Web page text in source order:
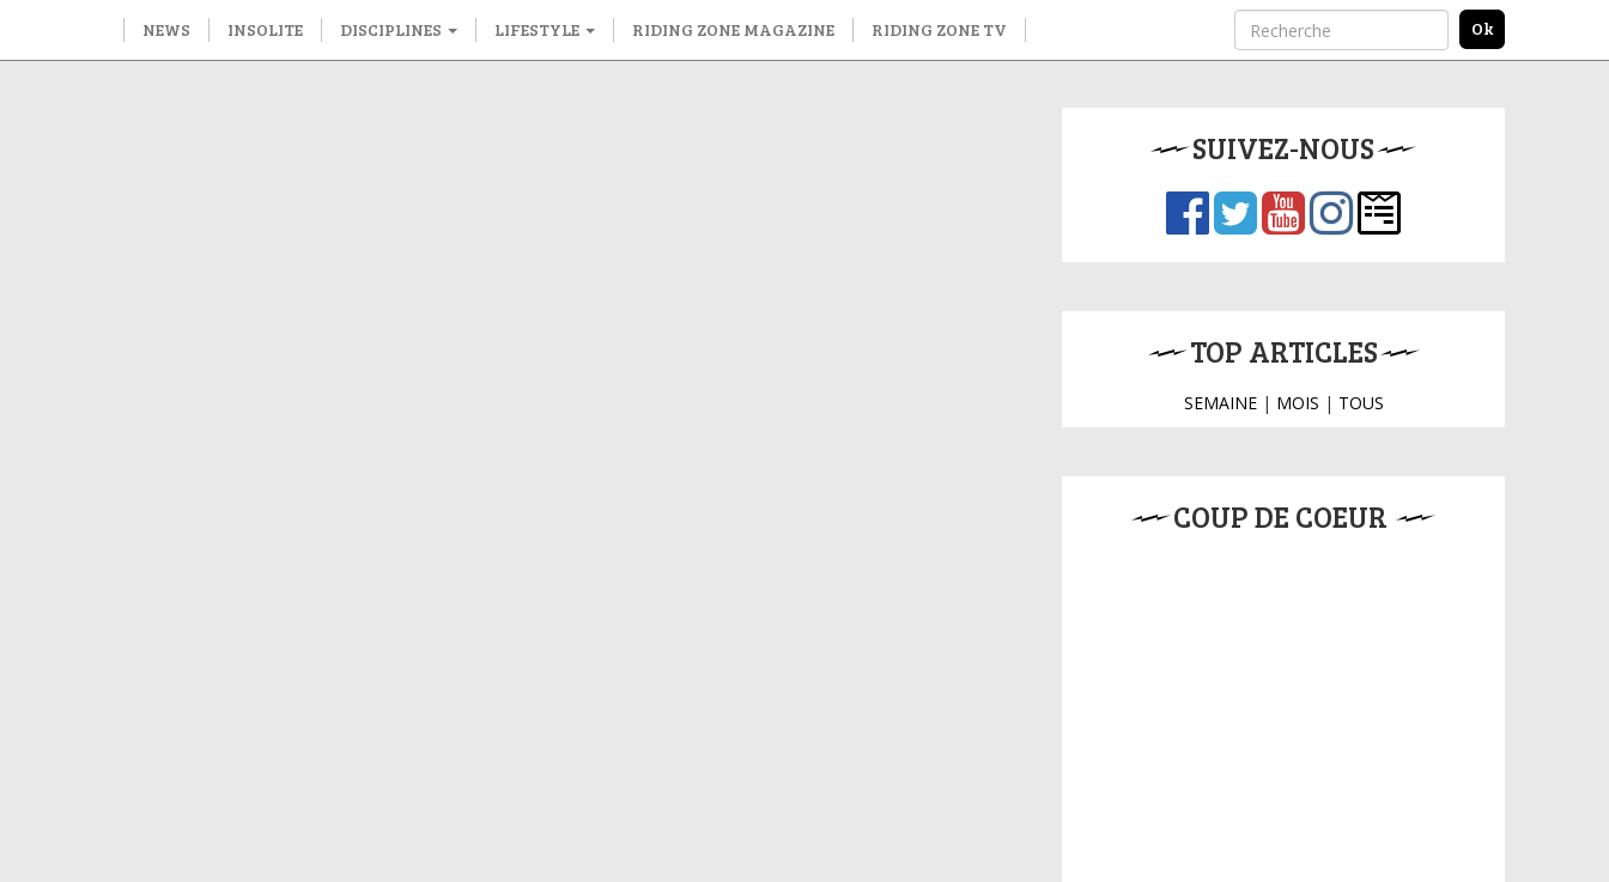
NEWS INSOLITE DISCIPLINES LIFESTYLE RIDING ZONE MAGAZINE RIDING ZONE TV
SUIVEZ-NOUS
TOP ARTICLES
SEMAINE| MOIS | TOUS
COUP DE COEUR